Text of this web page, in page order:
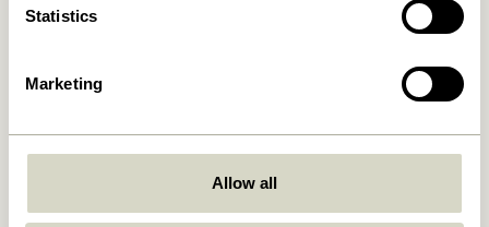
Statistics
Marketing
Allow all